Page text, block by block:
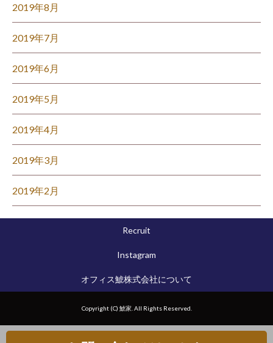
2019年8月
2019年7月
2019年6月
2019年5月
2019年4月
2019年3月
2019年2月
Recruit
Instagram
オフィス鯱株式会社について
Copyright (C) 鯱家. All Rights Reserved.